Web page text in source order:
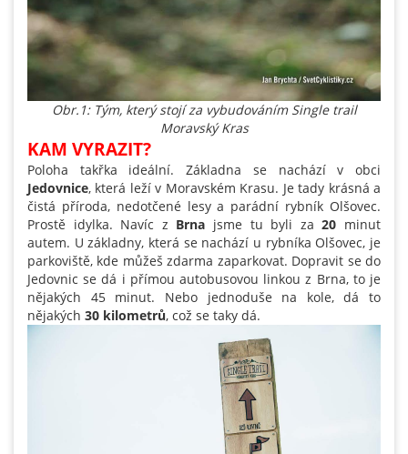
Obr.1: Tým, který stojí za vybudováním Single trail
Moravský Kras
KAM VYRAZIT?
Poloha takřka ideální. Základna se nachází v obci
Jedovnice, která leží v Moravském Krasu. Je tady krásná a
čistá příroda, nedotčené lesy a parádní rybník Olšovec.
Prostě idylka. Navíc z Brna jsme tu byli za20 minut
autem. U základny, která se nachází u rybníka Olšovec, je
parkoviště, kde můžeš zdarma zaparkovat. Dopravit se do
Jedovnic se dá i přímou autobusovou linkou z Brna, to je
nějakých 45 minut. Nebo jednoduše na kole, dá to
nějakých 30 kilometrů, což se taky dá.